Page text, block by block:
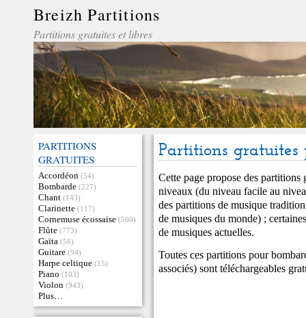
Breizh Partitions
Partitions gratuites et libres
PARTITIONS
GRATUITES
Accordéon (54)
Bombarde (227)
Chant (143)
Clarinette (117)
Cornemuse écossaise (500)
Flûte (773)
Gaïta (56)
Guitare (94)
Harpe celtique (15)
Piano (103)
Violon (943)
Plus…
Partitions
Cette page propose des
niveaux (du niveau facile au
des partitions de musique
de musiques du monde) ;
de musiques actuelles.
Toutes ces partitions pour
associés) sont téléchargeables